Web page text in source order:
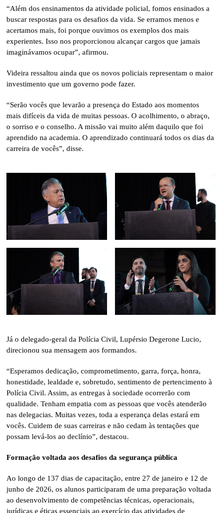
“Além dos ensinamentos da atividade policial, fomos ensinados a
buscar respostas para os desafios da vida. Se erramos menos e
acertamos mais, foi porque ouvimos os exemplos dos mais
experientes. Isso nos proporcionou alcançar cargos que jamais
imaginávamos ocupar”, afirmou.
Videira ressaltou ainda que os novos policiais representam o maior
investimento que um governo pode fazer.
“Serão vocês que levarão a presença do Estado aos momentos
mais difíceis da vida de muitas pessoas. O acolhimento, o abraço,
o sorriso e o conselho. A missão vai muito além daquilo que foi
aprendido na academia. O aprendizado continuará todos os dias da
carreira de vocês”, disse.
Já o delegado-geral da Polícia Civil, Lupérsio Degerone Lucio,
direcionou sua mensagem aos formandos.
“Esperamos dedicação, comprometimento, garra, força, honra,
honestidade, lealdade e, sobretudo, sentimento de pertencimento à
Polícia Civil. Assim, as entregas à sociedade ocorrerão com
qualidade. Tenham empatia com as pessoas que vocês atenderão
nas delegacias. Muitas vezes, toda a esperança delas estará em
vocês. Cuidem de suas carreiras e não cedam às tentações que
possam levá-los ao declínio”, destacou.
Formação voltada aos desafios da segurança pública
Ao longo de 137 dias de capacitação, entre 27 de janeiro e 12 de
junho de 2026, os alunos participaram de uma preparação voltada
ao desenvolvimento de competências técnicas, operacionais,
jurídicas e éticas essenciais ao exercício das atividades de